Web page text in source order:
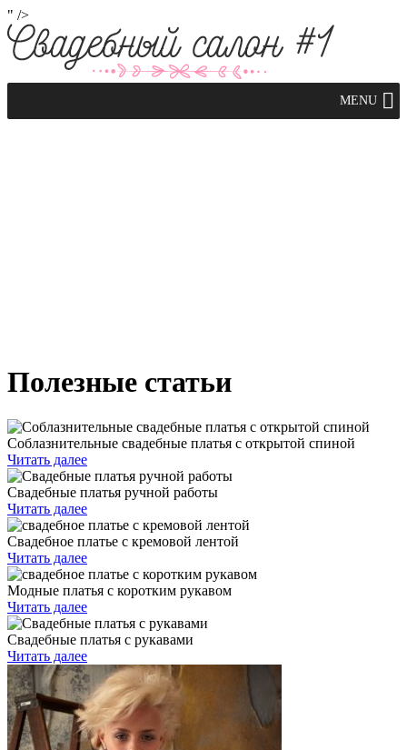
" />
Полезные статьи
Соблазнительные свадебные платья с открытой спиной
Читать далее
Свадебные платья ручной работы
Читать далее
Свадебное платье с кремовой лентой
Читать далее
Модные платья с коротким рукавом
Читать далее
Свадебные платья с рукавами
Читать далее